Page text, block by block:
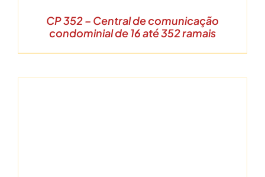
CP 352 – Central de comunicação
condominial de 16 até 352 ramais